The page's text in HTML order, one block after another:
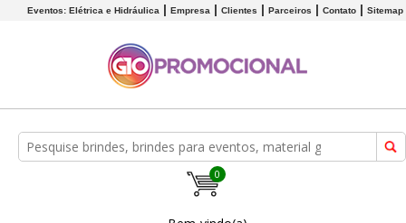
Eventos: Elétrica e Hidráulica Empresa Clientes Parceiros Contato Sitemap
0